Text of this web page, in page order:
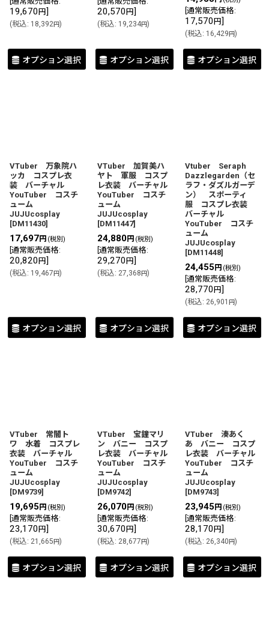
19,670 円]
(税込: 18,392円)
オプション選択
20,570 円]
(税込: 19,234円)
オプション選択
通常販売価格:
17,570 円]
(税込: 16,429円)
オプション選択
VTuber 万象院ハ
ッカ コスプレ衣
装 バーチャル
YouTuber コスチ
ューム
JUJUcosplay
[DM11430]
17,697円 (税別)
通常販売価格:
20,820 円]
(税込: 19,467円)
オプション選択
VTuber 加賀美ハ
ヤト 軍服 コスプ
レ衣装 バーチャル
YouTuber コスチ
ューム
JUJUcosplay
[DM11447]
24,880円 (税別)
通常販売価格:
29,270 円]
(税込: 27,368円)
オプション選択
Vtuber Seraph
Dazzlegarden（セ
ラフ・ダズルガーデ
ン） スポーティ
服 コスプレ衣装
バーチャル
YouTuber コスチ
ューム
JUJUcosplay
[DM11448]
24,455 円 (税別)
通常販売価格:
28,770 円]
(税込: 26,901 円)
オプション選択
VTuber 常闇ト
ワ 水着 コスプレ
衣装 バーチャル
YouTuber コスチ
ューム
JUJUcosplay
[DM9739]
19,695 円 (税別)
通常販売価格:
23,170 円]
(税込: 21,665円)
オプション選択
VTuber 宝鐘マリ
ン バニー コスプ
レ衣装 バーチャル
YouTuber コスチ
ューム
JUJUcosplay
[DM9742]
26,070円 (税別)
通常販売価格:
30,670 円]
(税込: 28,677円)
オプション選択
VTuber 湊あく
あ バニー コスプ
レ衣装 バーチャル
YouTuber コスチ
ューム
JUJUcosplay
[DM9743]
23,945 円 (税別)
通常販売価格:
28,170 円]
(税込: 26,340円)
オプション選択